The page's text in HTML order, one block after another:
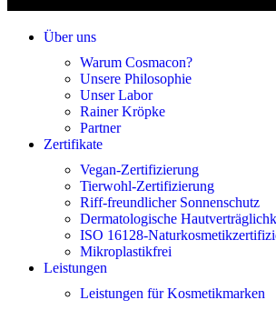
Über uns
Warum Cosmacon?
Unsere Philosophie
Unser Labor
Rainer Kröpke
Partner
Zertifikate
Vegan-Zertifizierung
Tierwohl-Zertifizierung
Riff-freundlicher Sonnenschutz
Dermatologische
ISO 16128-
Mikroplastikfrei
Leistungen
Leistungen für Kosmetikmarken